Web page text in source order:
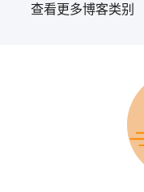
查​看​更​多​博客​类​别